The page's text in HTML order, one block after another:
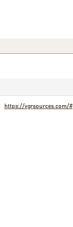
https://vgrsources.com/#